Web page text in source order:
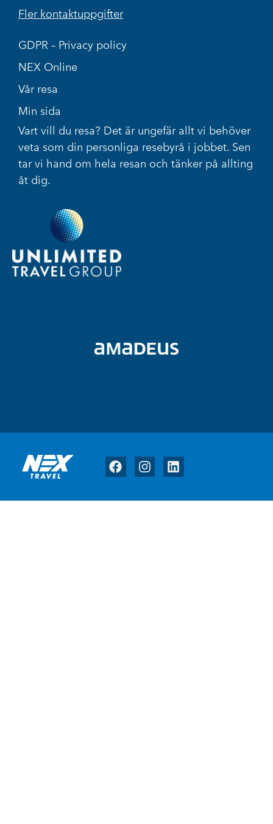
Fler kontaktuppgifter
GDPR – Privacy policy
NEX Online
Vår resa
Min sida
Vart vill du resa? Det är ungefär allt vi behöver
veta som din personliga resebyrå i jobbet. Sen
tar vi hand om hela resan och tänker på allting
åt dig.